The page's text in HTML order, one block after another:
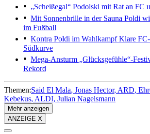
„Scheißegal“ Podolski mit Rat an FC
Mit Sonnenbrille in der Sauna Poldi
im Fußball
Kontra Poldi im WahlkampfKlare
Südkurve
Mega-Ansturm „Glücksgefühle“-
Rekord
Themen:Said El Mala Jonas Hector ARD
Kebekus ALDI Julian Nagelsmann
Mehr anzeigen
ANZEIGE X